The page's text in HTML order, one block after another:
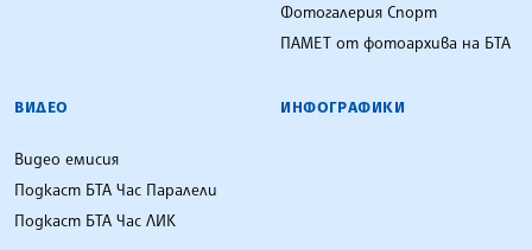
Фотогалерия Спорт
ПАМЕТ от фотоархива на БТА
ВИДЕО
Видео емисия
Подкаст БТА Час Паралели
Подкаст БТА Час ЛИК
ИНФОГРАФИКИ